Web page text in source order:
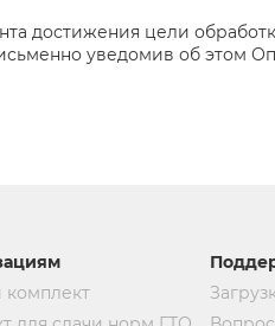
достижения цели
уведомив об этом
комплект